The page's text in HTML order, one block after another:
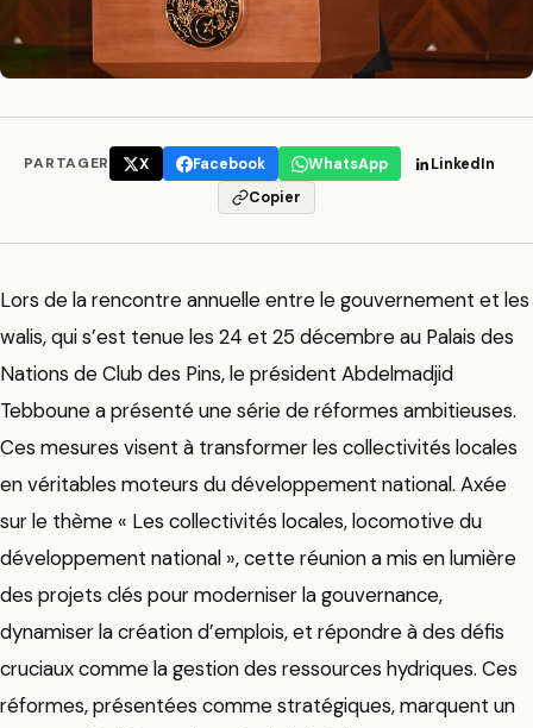
PARTAGER X Facebook WhatsApp
LinkedIn
Copier
Lors de la rencontre annuelle entre le gouvernement et les
walis, qui s’est tenue les 24 et 25 décembre au Palais des
Nations de Club des Pins, le président Abdelmadjid
Tebboune a présenté une série de réformes ambitieuses.
Ces mesures visent à transformer les collectivités locales
en véritables moteurs du développement national. Axée
sur le thème « Les collectivités locales, locomotive du
développement national », cette réunion a mis en lumière
des projets clés pour moderniser la gouvernance,
dynamiser la création d’emplois, et répondre à des défis
cruciaux comme la gestion des ressources hydriques. Ces
réformes, présentées comme stratégiques, marquent un